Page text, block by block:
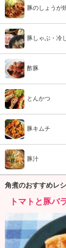
豚のしょうが
豚しゃぶ・冷
酢豚
とんかつ
豚キムチ
豚汁
角煮のおすすめレ
トマトと豚バ